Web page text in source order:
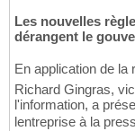
Les nouvelles
dérangent le
En application de la
Richard Gingras,
l'information, a
lentreprise à la